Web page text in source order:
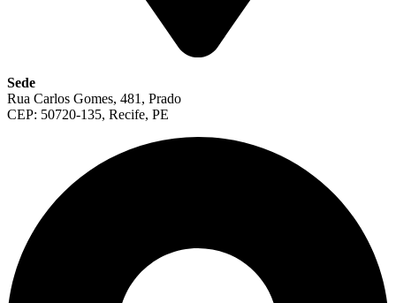
Sede
Rua Carlos Gomes, 481, Prado
CEP: 50720-135, Recife, PE